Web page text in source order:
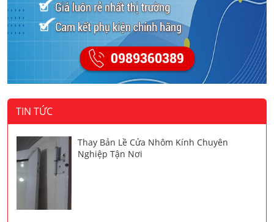
TIN TỨC
Thay Bản Lề Cửa Nhôm Kính Chuyên
Nghiệp Tận Nơi